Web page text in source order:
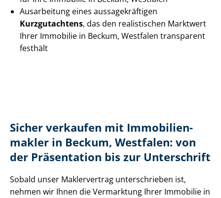
Ausarbeitung eines aus­sa­ge­kräf­ti­gen
Kurzgutachtens, das den realistischen Marktwert
Ihrer Immobilie in Beckum, Westfalen transparent
festhält
Sicher verkaufen mit Im­mo­bi­li­en­
mak­ler in Beckum, Westfalen: von
der Präsentation bis zur Unterschrift
Sobald unser Maklervertrag unterschrieben ist,
nehmen wir Ihnen die Vermarktung Ihrer Immobilie in